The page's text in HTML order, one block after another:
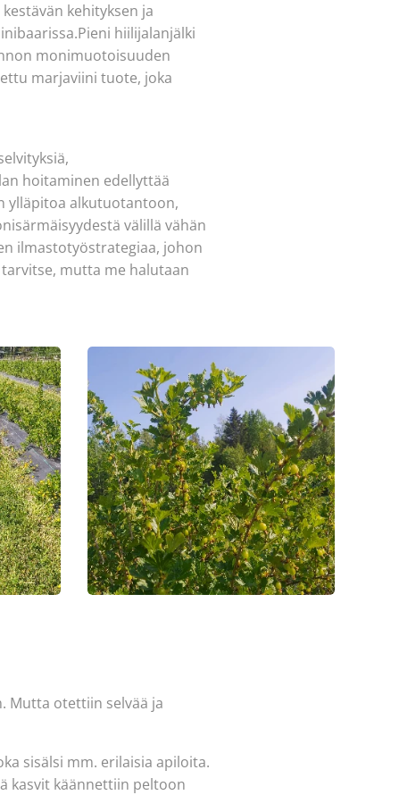
kehityksen ja
hiilijalanjälki
monimuotoisuuden
marjaviini tuote, joka
hoitaminen edellyttää
ylläpitoa alkutuotantoon,
välillä vähän
ilmastotyöstrategiaa, johon
mutta me halutaan
Mutta otettiin selvää ja
sisälsi mm. erilaisia apiloita.
kasvit käännettiin peltoon